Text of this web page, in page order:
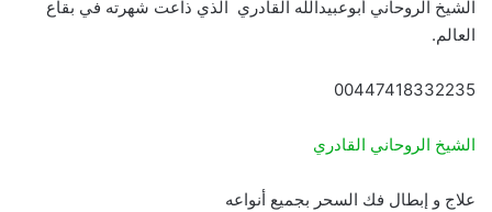
الشيخ الروحاني أبوعبيدالله القادري الذي ذاعت شهرته في بقاع
العالم.
00447418332235
الشيخ الروحاني القادري
علاج و إبطال فك السحر بجميع أنواعه